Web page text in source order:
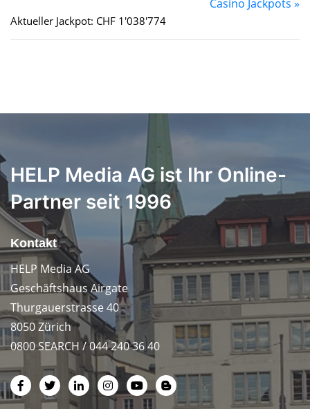
Casino Jackpots »
Aktueller Jackpot: CHF 1'038'774
HELP Media AG ist Ihr Online-
Partner seit 1996
Kontakt
HELP Media AG
Geschäftshaus Airgate
Thurgauerstrasse 40
8050 Zürich
0800 SEARCH / 044 240 36 40